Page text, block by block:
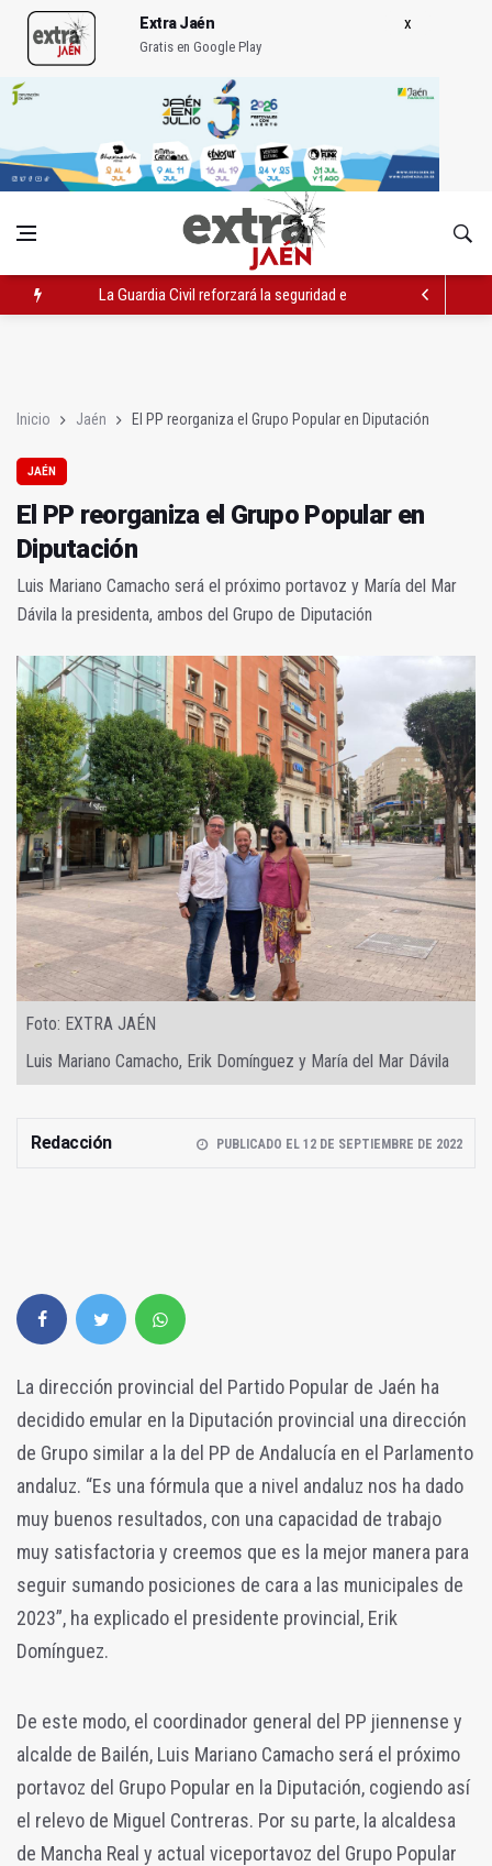
Extra Jaén
Gratis en Google Play
La Guardia Civil reforzará la seguridad el 12 de agosto por el
Inicio Jaén El PP reorganiza el Grupo Popular en Diputación
JAÉN
El PP reorganiza el Grupo Popular en
Diputación
Luis Mariano Camacho será el próximo portavoz y María del Mar
Dávila la presidenta, ambos del Grupo de Diputación
Foto: EXTRA JAÉN
Luis Mariano Camacho, Erik Domínguez y María del Mar Dávila
Redacción PUBLICADO EL 12 DE SEPTIEMBRE DE 2022
La dirección provincial del Partido Popular de Jaén ha
decidido emular en la Diputación provincial una dirección
de Grupo similar a la del PP de Andalucía en el Parlamento
andaluz. “Es una fórmula que a nivel andaluz nos ha dado
muy buenos resultados, con una capacidad de trabajo
muy satisfactoria y creemos que es la mejor manera para
seguir sumando posiciones de cara a las municipales de
2023”, ha explicado el presidente provincial, Erik
Domínguez.
De este modo, el coordinador general del PP jiennense y
alcalde de Bailén, Luis Mariano Camacho será el próximo
portavoz del Grupo Popular en la Diputación, cogiendo así
el relevo de Miguel Contreras. Por su parte, la alcaldesa
de Mancha Real y actual viceportavoz del Grupo Popular